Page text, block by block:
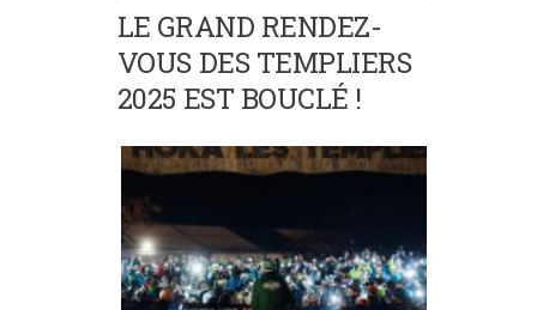
LE GRAND RENDEZ-
VOUS DES TEMPLIERS
2025 EST BOUCLÉ !